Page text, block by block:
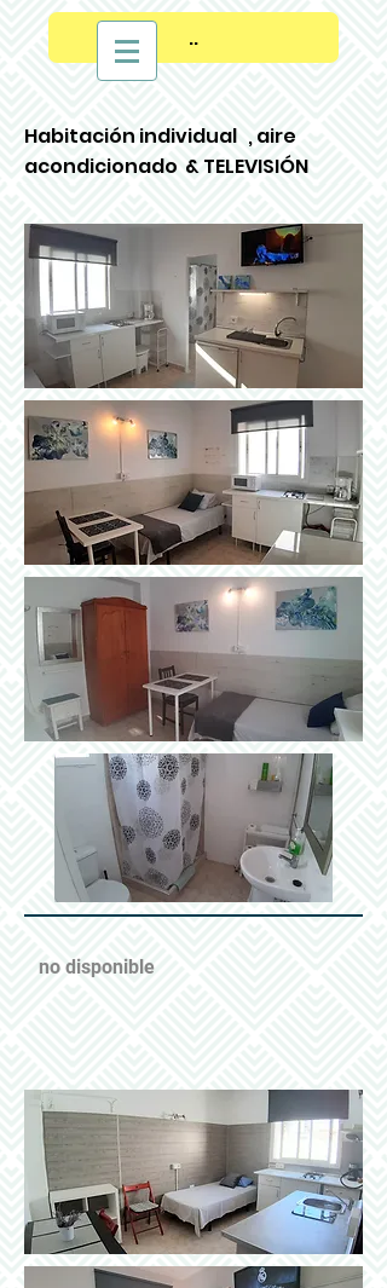
..
Habitación individual , aire
acondicionado & TELEVISIÓN
no disponible